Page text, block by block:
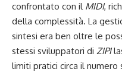
confrontato con il MIDI,
della complessità. La
sintesi era ben oltre le
stessi sviluppatori di ZIPI
limiti pratici circa il